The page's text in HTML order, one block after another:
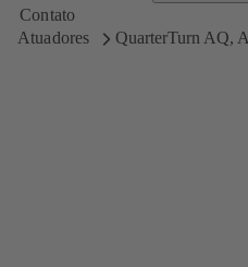
Contato
Atuadores
QuarterTurn AQ,